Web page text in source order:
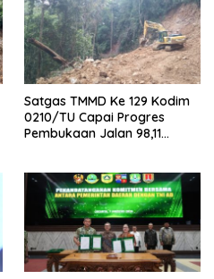
Satgas TMMD Ke 129 Kodim
0210/TU Capai Progres
Pembukaan Jalan 98,11